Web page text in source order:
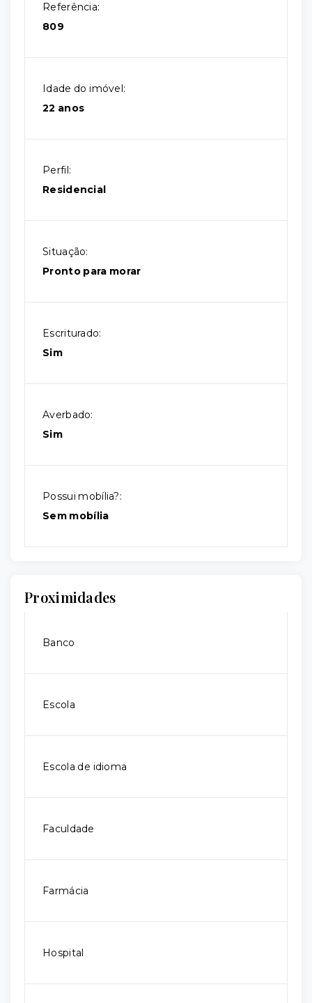
Referência:
809
Idade do imóvel:
22 anos
Perfil:
Residencial
Situação:
Pronto para morar
Escriturado:
Sim
Averbado:
Sim
Possui mobília?:
Sem mobília
Proximidades
Banco
Escola
Escola de idioma
Faculdade
Farmácia
Hospital